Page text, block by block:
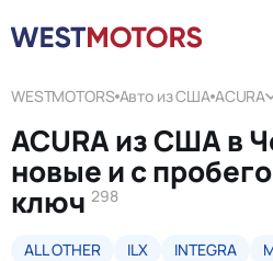
WESTMOTORS Авто из США ACURA
ACURA из США в
новые и с
ключ 298
ALL OTHER ILX INTEGRA